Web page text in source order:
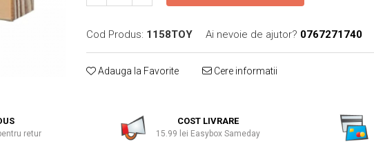
Cod Produs: 1158TOY Ai nevoie de ajutor? 0767271740
Adauga la Favorite Cere informatii
retur
COST LIVRARE
15.99 lei Easybox Sameday